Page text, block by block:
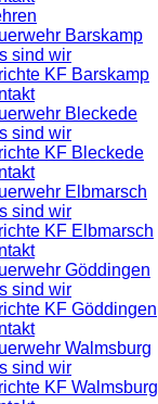
Barskamp
sind wir
KF Barskamp
Bleckede
sind wir
KF Bleckede
Elbmarsch
sind wir
KF Elbmarsch
Göddingen
sind wir
KF Göddingen
Walmsburg
sind wir
KF Walmsburg